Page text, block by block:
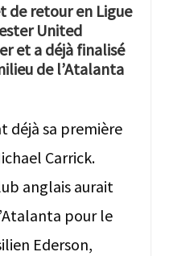
de retour en Ligue
United
et a déjà finalisé
de l’Atalanta
déjà sa première
Carrick.
anglais aurait
pour le
Ederson,